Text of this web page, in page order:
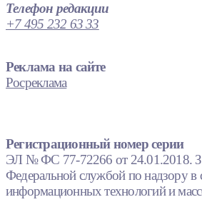
Телефон редакции
+7 495 232 63 33
Реклама на сайте
Росреклама
Регистрационный номер серии
ЭЛ № ФС 77-72266 от 24.01.2018.
Федеральной службой по надзору в
информационных технологий и